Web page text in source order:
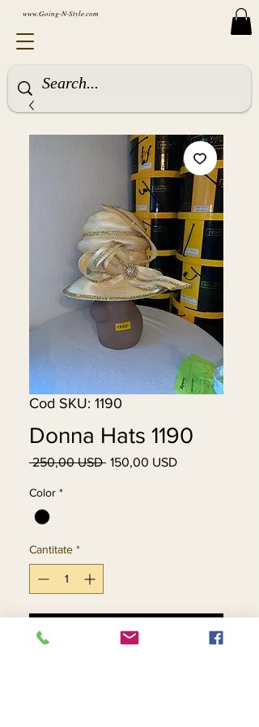
www.Going-N-Style.com
Cod SKU: 1190
Donna Hats 1190
250,00 USD Preț
150,00 USDPreț
Color *
Cantitate *
Adaugă în coș